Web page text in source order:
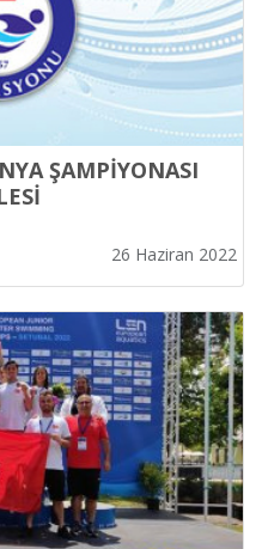
ŞAMPİYONASI
26 Haziran 2022